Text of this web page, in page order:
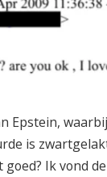
Epstein,
is
goed? Ik vond